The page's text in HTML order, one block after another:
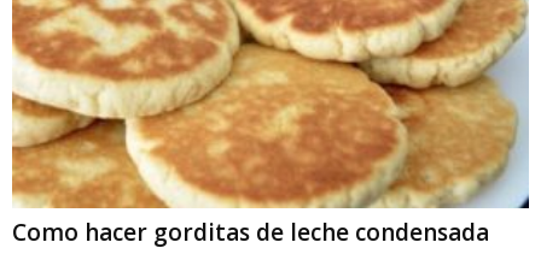
Como hacer gorditas de leche condensada